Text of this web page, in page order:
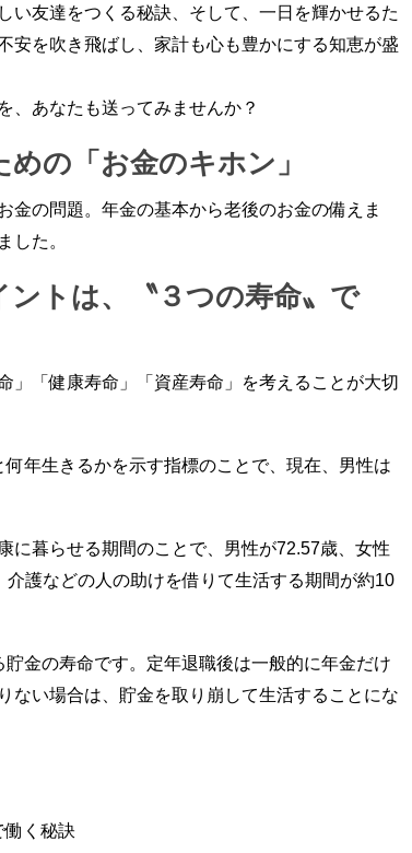
い友達をつくる秘訣、そして、一日を輝かせるた
安を吹き飛ばし、家計も心も豊かにする知恵が盛
、あなたも送ってみませんか？
の「お金のキホン」
金の問題。年金の基本から老後のお金の備えま
した。
トは、〝３つの寿命〟で
」「健康寿命」「資産寿命」を考えることが大切
年生きるかを示す指標のことで、現在、男性は
に暮らせる期間のことで、男性が72.57歳、女性
護などの人の助けを借りて生活する期間が約10
金の寿命です。定年退職後は一般的に年金だけ
ない場合は、貯金を取り崩して生活することにな
働く秘訣